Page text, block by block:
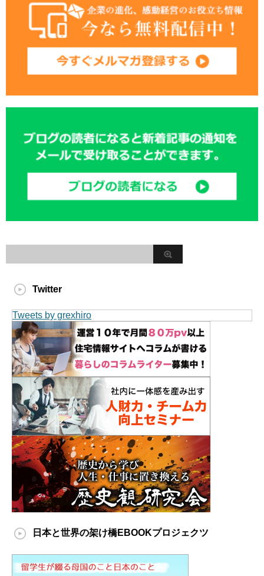
Twitter
Tweets by grexhiro
日本と世界の架け橋EBOOKプロジェクツ